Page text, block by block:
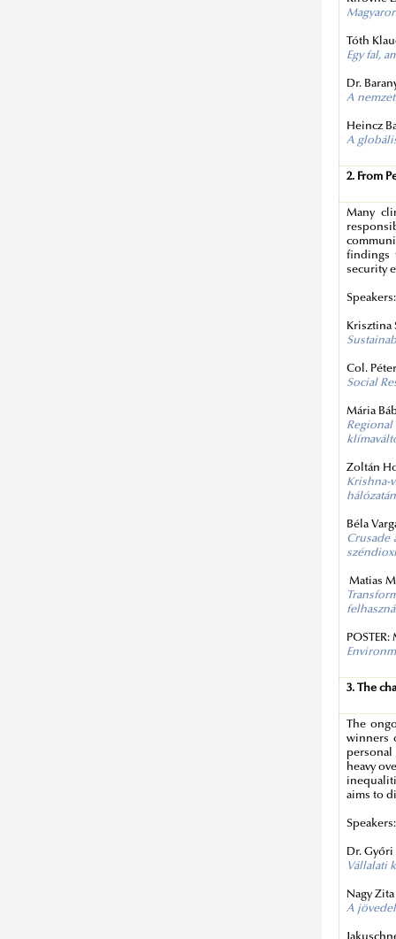
Tóth
Egy fal,
Dr.
A
Heincz
A
2. From
Many
findings
security
Speakers:
Krisztina
Col.
Social
Mária
Zoltán
Krishna-
Béla
Crusade
Matias
3. The
The
winners
heavy
aims to
Speakers:
Dr. Győri
Vállalati
Nagy
A